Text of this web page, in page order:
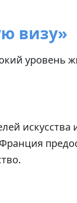
визу»
уровень
искусства